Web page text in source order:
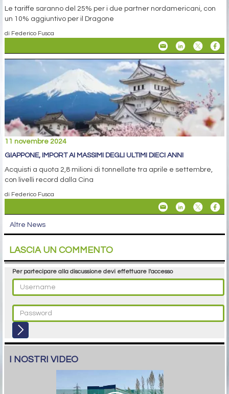
Le tariffe saranno del 25% per i due partner nordamericani, con
un 10% aggiuntivo per il Dragone
di Federico Fusca
11 novembre 2024
GIAPPONE, IMPORT AI MASSIMI DEGLI ULTIMI DIECI ANNI
Acquisti a quota 2,8 milioni di tonnellate tra aprile e settembre,
con livelli record dalla Cina
di Federico Fusca
Altre News
LASCIA UN COMMENTO
Per partecipare alla discussione devi effettuare l'accesso
I NOSTRI VIDEO